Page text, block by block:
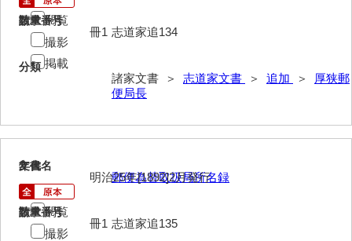
井上一親文書
井上家文書（大和町）
井上家文書（防府市）
井上勉家文書（大和町）
請求番号
志道家追134
分類
諸家文書 ＞ 志道家文書 ＞ 追加 ＞
厚狭郵
便局長
数量
冊1
閲覧
撮影
掲載
2
文書名
郵便為替取扱局所名録
請求番号
志道家追135
年代
明治25年[1892]2月発行
数量
冊1
閲覧
撮影